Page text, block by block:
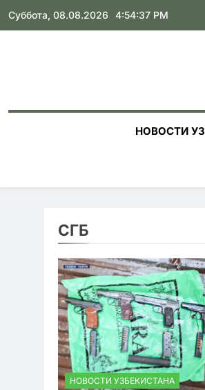
Skip
Суббота, 08.08.2026 4:54:39 PM
НОВОСТИ
СГБ
НОВОСТИ УЗБЕКИСТАНА